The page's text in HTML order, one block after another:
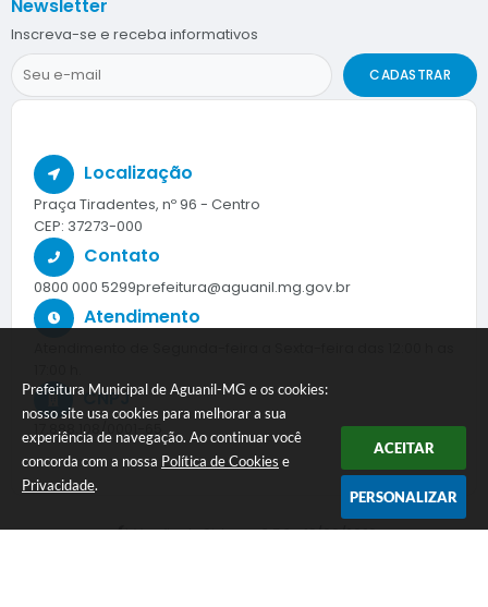
Prefeitura Municipal de Aguanil-MG e os cookies:
nosso site usa cookies para melhorar a sua
experiência de navegação. Ao continuar você
concorda com a nossa Política de Cookies e
Privacidade.
ACEITAR
PERSONALIZAR
Localização
Praça Tiradentes, nº 96 - Centro
CEP: 37273-000
Contato
0800 000 5299prefeitura@aguanil.mg.gov.br
Atendimento
CNPJ
17.888.108/0001-65
Newsletter
Inscreva-se e receba informativos
CADASTRAR
Versão do Sistema:3.5.3 - 19/06/2026